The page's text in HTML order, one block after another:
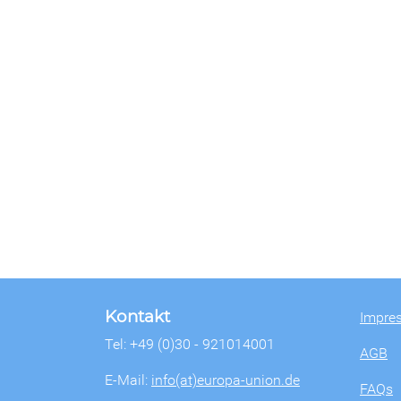
Kontakt
Tel: +49 (0)30 - 921014001
E-Mail: info(at)europa-union.de
AGB
FAQs